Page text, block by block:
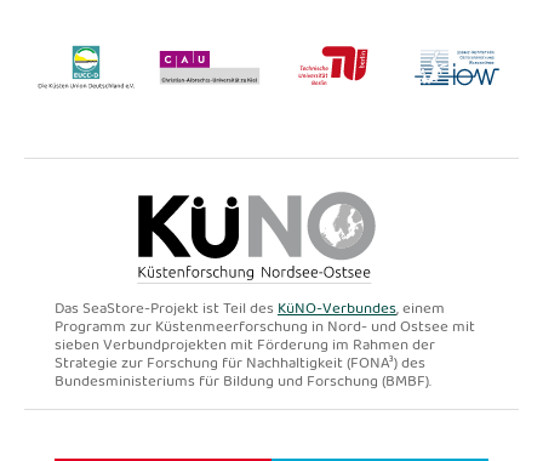
Das SeaStore-Projekt ist Teil desKüNO-Verbundes, einem
Programm zur Küstenmeerforschung in Nord- und Ostsee mit
sieben Verbundprojekten mit Förderung im Rahmen der
Strategie zur Forschung für Nachhaltigkeit (FONA³) des
Bundesministeriums für Bildung und Forschung (BMBF).